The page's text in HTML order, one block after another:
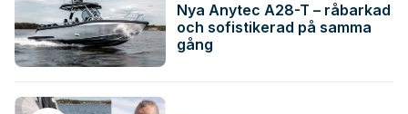
Nya Anytec A28-T – råbarkad
och sofistikerad på samma
gång